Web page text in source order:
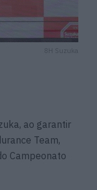
8H Suzuka
ao garantir
Team,
Campeonato